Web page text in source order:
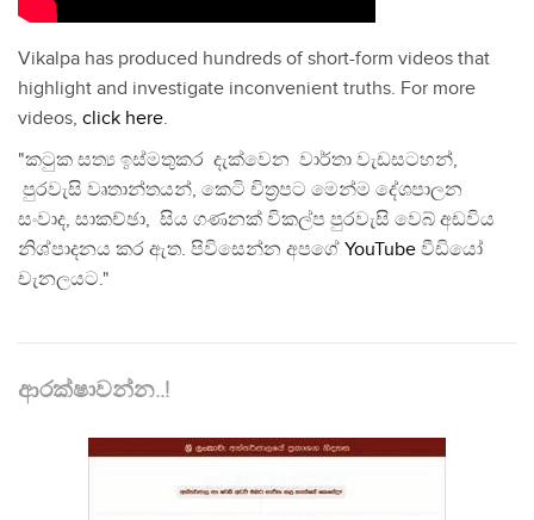
Vikalpa has produced hundreds of short-form videos that
highlight and investigate inconvenient truths. For more
videos, click here.
"කටුක සත්‍ය ඉස්මතුකර දැක්වෙන වාර්තා වැඩසටහන්,
පුරවැසි වෘතාන්තයන්, කෙටි චිත්‍රපට මෙන්ම දේශපාලන
සංවාද, සාකච්ඡා, සිය ගණනක් විකල්ප පුරවැසි වෙබ් අඩවිය
නිශ්පාදනය කර ඇත. පිවිසෙන්න අපගේ YouTube වීඩියෝ
චැනලයට."
ආරක්ෂාවන්න..!